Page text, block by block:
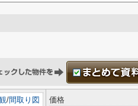
/間取り図
価格